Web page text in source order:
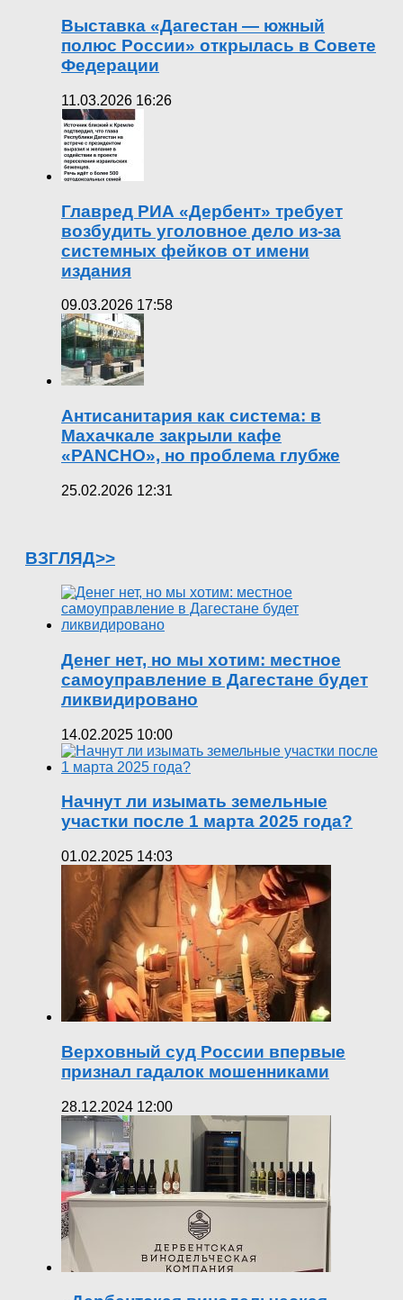
Выставка «Дагестан — южный
полюс России» открылась в Совете
Федерации
11.03.2026 16:26
Главред РИА «Дербент» требует
возбудить уголовное дело из-за
системных фейков от имени
издания
09.03.2026 17:58
Антисанитария как система: в
Махачкале закрыли кафе
«PANCHO», но проблема глубже
25.02.2026 12:31
ВЗГЛЯД>>
Денег нет, но мы хотим: местное
самоуправление в Дагестане будет
ликвидировано
14.02.2025 10:00
Начнут ли изымать земельные
участки после 1 марта 2025 года?
01.02.2025 14:03
Верховный суд России впервые
признал гадалок мошенниками
28.12.2024 12:00